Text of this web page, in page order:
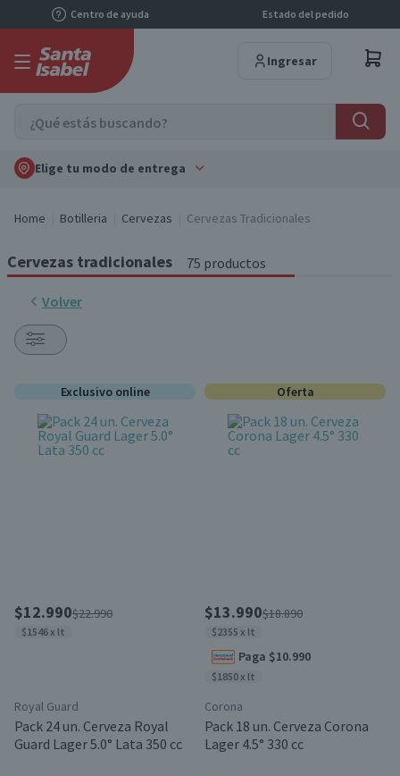
Centro de ayuda Estado del pedido
Ingresar
Elige tu modo de entrega
Home Botilleria Cervezas Cervezas Tradicionales
Cervezas tradicionales 75 productos
Volver
Exclusivo online
$12.990$22.990
$1546 x lt
Royal Guard
Pack 24 un. Cerveza Royal
Guard Lager 5.0° Lata 350 cc
Oferta
$13.990$18.890
$2355 x lt
Paga $10.990
$1850 x lt
Corona
Pack 18 un. Cerveza Corona
Lager 4.5° 330 cc